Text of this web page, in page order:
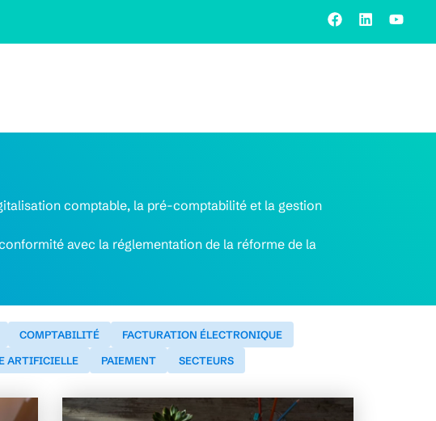
comptable, la pré-comptabilité et la gestion
avec la réglementation de la réforme de la
COMPTABILITÉ
FACTURATION ÉLECTRONIQUE
ARTIFICIELLE PAIEMENT SECTEURS